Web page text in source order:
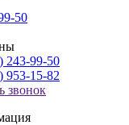
50
243-99-50
953-15-82
звонок